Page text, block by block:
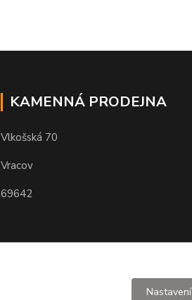
KAMENNÁ PRODEJNA
Vlkošská 70
Vracov
69642
Nastavení